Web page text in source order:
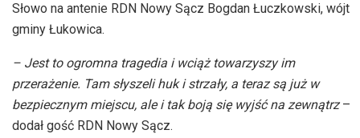
Słowo na antenie RDN Nowy Sącz Bogdan Łuczkowski, wójt
gminy Łukowica.
– Jest to ogromna tragedia i wciąż towarzyszy im
przerażenie. Tam słyszeli huk i strzały, a teraz są już w
bezpiecznym miejscu, ale i tak boją się wyjść na zewnątrz–
dodał gość RDN Nowy Sącz.